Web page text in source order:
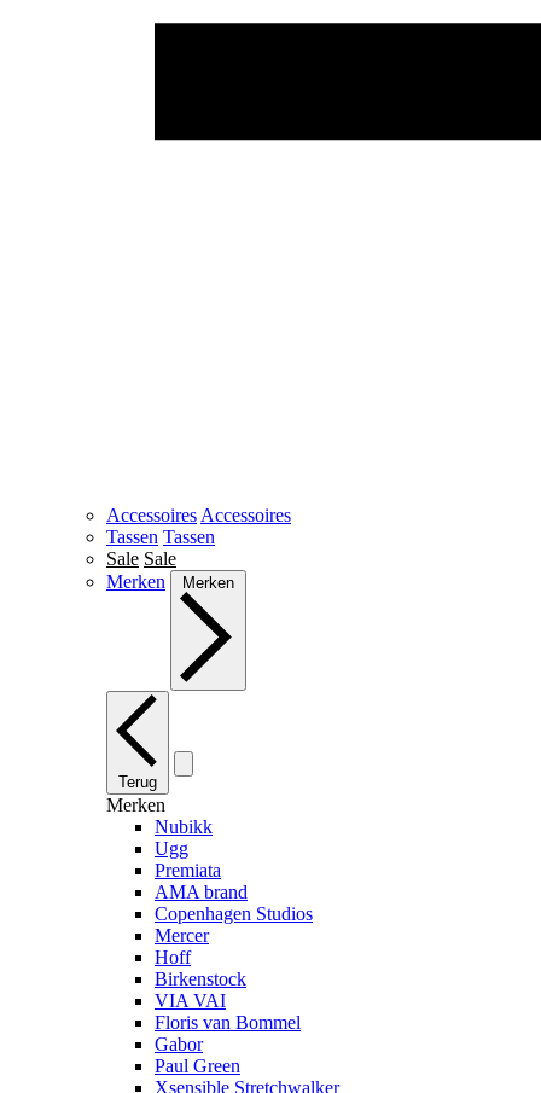
Accessoires Accessoires
Tassen Tassen
Sale Sale
Merken
Merken
Terug
Merken
Nubikk
Ugg
Premiata
AMA brand
Copenhagen Studios
Mercer
Hoff
Birkenstock
VIA VAI
Floris van Bommel
Gabor
Paul Green
Xsensible Stretchwalker